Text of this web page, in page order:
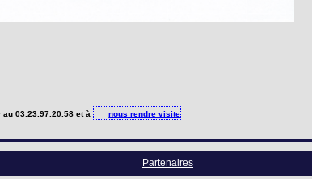
au 03.23.97.20.58 et à nous rendre visite
Partenaires